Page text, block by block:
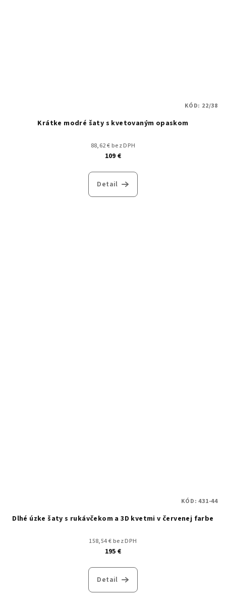
Krátke modré šaty s kvetovaným opaskom
88,62 € bez DPH
109 €
Detail
KÓD: 22/38
Dlhé úzke šaty s rukávčekom a 3D kvetmi v červenej farbe
158,54 € bez DPH
195 €
Detail
KÓD:431-44